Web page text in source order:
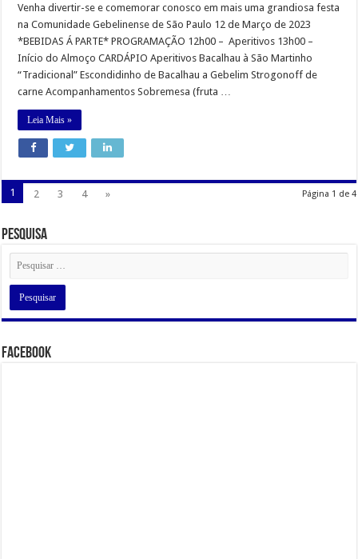
Louvor
a
São
Martinho
Venha divertir-se e comemorar conosco em mais uma grandiosa festa
na Comunidade Gebelinense de São Paulo 12 de Março de 2023
*BEBIDAS Á PARTE* PROGRAMAÇÃO 12h00 – Aperitivos 13h00 –
Início do Almoço CARDÁPIO Aperitivos Bacalhau à São Martinho
“Tradicional” Escondidinho de Bacalhau a Gebelim Strogonoff de
carne Acompanhamentos Sobremesa (fruta …
Leia Mais »
Página 1 de 4
1 2 3 4 »
Pesquisa
Facebook